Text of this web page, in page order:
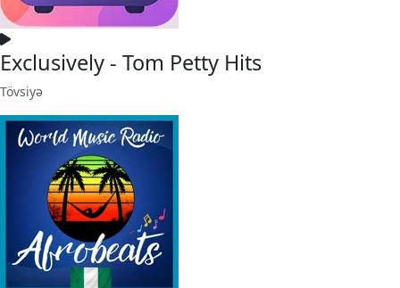
Exclusively - Tom Petty Hits
Tövsiyə